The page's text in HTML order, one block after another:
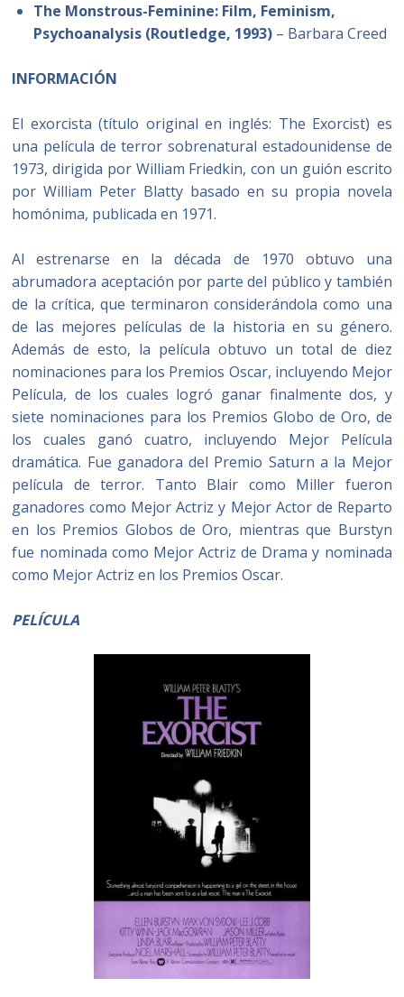
The Monstrous-Feminine: Film, Feminism,
Psychoanalysis (Routledge, 1993) – Barbara Creed
INFORMACIÓN
El exorcista (título original en inglés: The Exorcist) es
una película de terror sobrenatural estadounidense de
1973, dirigida por William Friedkin, con un guión escrito
por William Peter Blatty basado en su propia novela
homónima, publicada en 1971.
Al estrenarse en la década de 1970 obtuvo una
abrumadora aceptación por parte del público y también
de la crítica, que terminaron considerándola como una
de las mejores películas de la historia en su género.
Además de esto, la película obtuvo un total de diez
nominaciones para los Premios Oscar, incluyendo Mejor
Película, de los cuales logró ganar finalmente dos, y
siete nominaciones para los Premios Globo de Oro, de
los cuales ganó cuatro, incluyendo Mejor Película
dramática. Fue ganadora del Premio Saturn a la Mejor
película de terror. Tanto Blair como Miller fueron
ganadores como Mejor Actriz y Mejor Actor de Reparto
en los Premios Globos de Oro, mientras que Burstyn
fue nominada como Mejor Actriz de Drama y nominada
como Mejor Actriz en los Premios Oscar.
PELÍCULA